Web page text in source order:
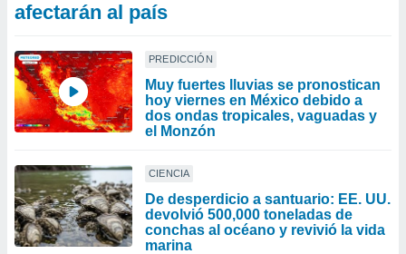
afectarán al país
PREDICCIÓN
Muy fuertes lluvias se pronostican
hoy viernes en México debido a
dos ondas tropicales, vaguadas y
el Monzón
CIENCIA
De desperdicio a santuario: EE. UU.
devolvió 500,000 toneladas de
conchas al océano y revivió la vida
marina